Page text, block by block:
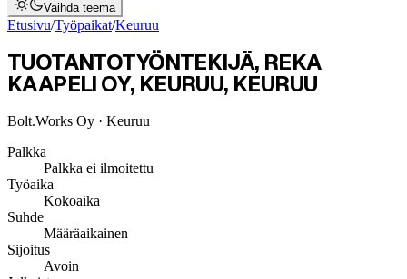
Vaihda teema
Etusivu/Työpaikat/Keuruu
TUOTANTOTYÖNTEKIJÄ, REKA
KAAPELI OY, KEURUU, KEURUU
Bolt.Works Oy · Keuruu
Palkka
Palkka ei ilmoitettu
Työaika
Kokoaika
Suhde
Määräaikainen
Sijoitus
Avoin